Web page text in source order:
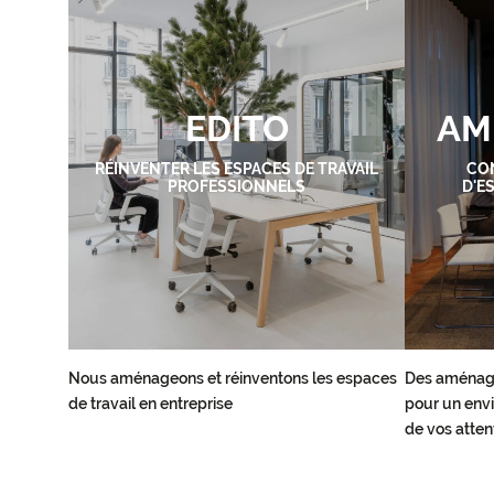
EDITO
RÉINVENTER LES ESPACES DE TRAVAIL
PROFESSIONNELS
Nous aménageons et réinventons les espaces
de travail en entreprise
Des
pour un
de vos